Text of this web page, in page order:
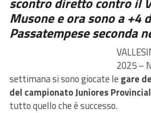
Musone e ora sono a +4
Passatempese seconda
2025 –
settimana si sono giocate le gare
del campionato Juniores
tutto quello che è successo.